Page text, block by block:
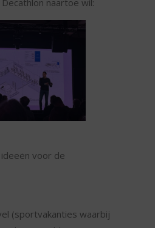
voor de
(sportvakanties waarbij